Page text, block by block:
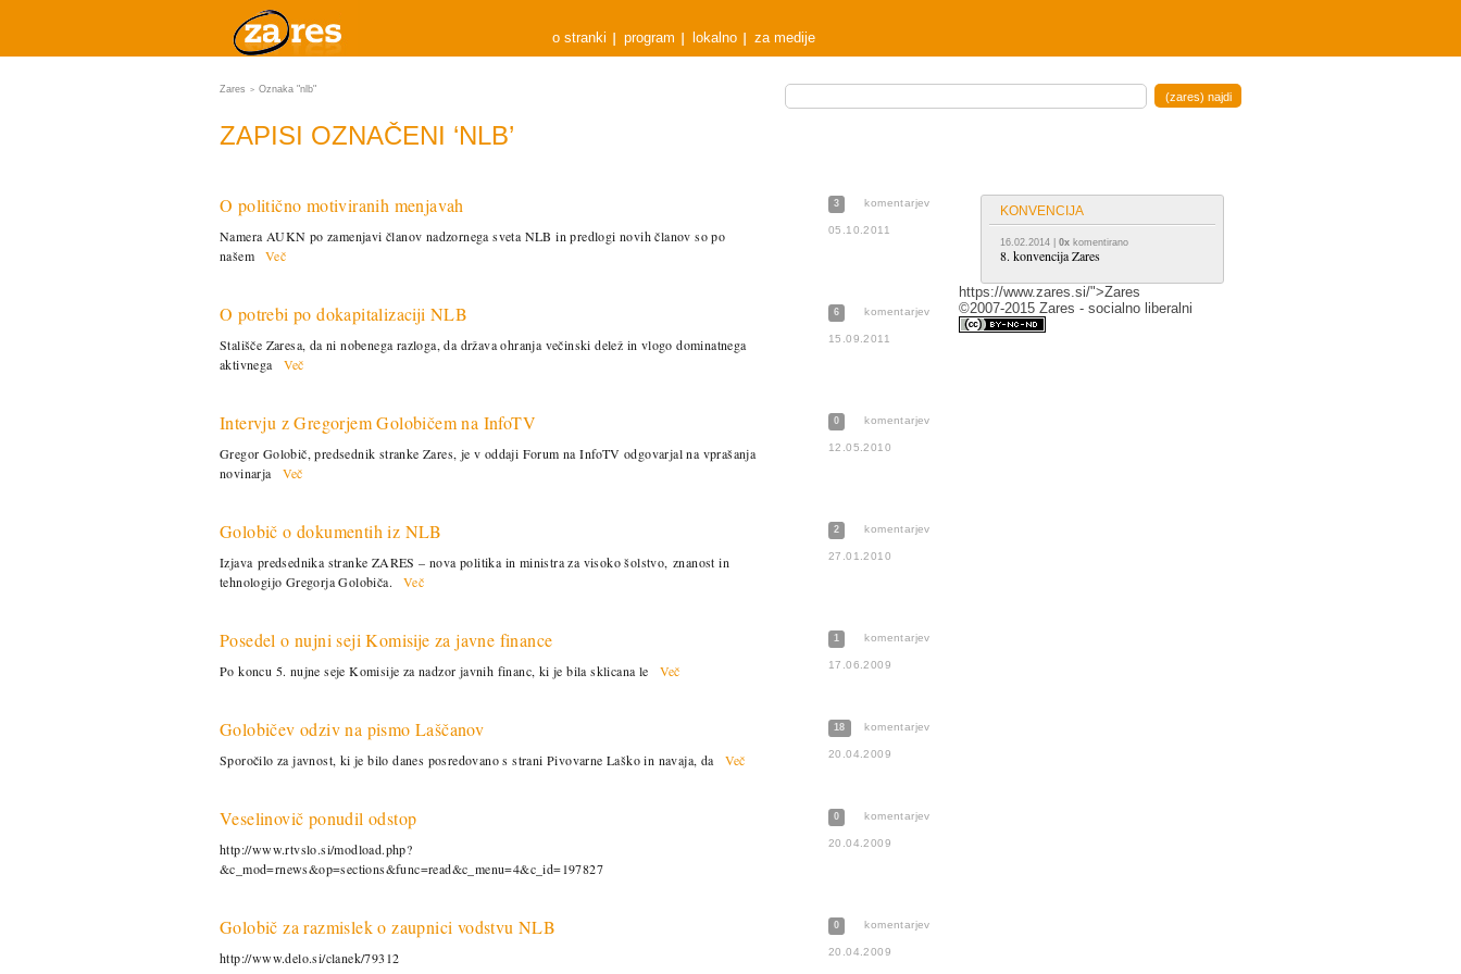
o stranki program lokalno za medije
Zares > Oznaka "nlb"
ZAPISI OZNAČENI ‘NLB’
O politično motiviranih menjavah
Namera AUKN po zamenjavi članov nadzornega sveta NLB in predlogi novih članov so po
našem
Več
3 komentarjev
05.10.2011
O potrebi po dokapitalizaciji NLB
Stališče Zaresa, da ni nobenega razloga, da država ohranja večinski delež in vlogo dominatnega
aktivnega
Več
6 komentarjev
15.09.2011
Intervju z Gregorjem Golobičem na InfoTV
Gregor Golobič, predsednik stranke Zares, je v oddaji Forum na InfoTV odgovarjal na vprašanja
novinarja
Več
0 komentarjev
12.05.2010
Golobič o dokumentih iz NLB
Izjava predsednika stranke ZARES – nova politika in ministra za visoko šolstvo, znanost in
tehnologijo Gregorja Golobiča.
Več
2 komentarjev
27.01.2010
Posedel o nujni seji Komisije za javne finance
Po koncu 5. nujne seje Komisije za nadzor javnih financ, ki je bila sklicana le Več
1 komentarjev
17.06.2009
Golobičev odziv na pismo Laščanov
Sporočilo za javnost, ki je bilo danes posredovano s strani Pivovarne Laško in navaja, da Več
18 komentarjev
20.04.2009
Veselinovič ponudil odstop
http://www.rtvslo.si/modload.php?
&c_mod=rnews&op=sections&func=read&c_menu=4&c_id=197827
0 komentarjev
20.04.2009
Golobič za razmislek o zaupnici vodstvu NLB
http://www.delo.si/clanek/79312
0 komentarjev
20.04.2009
KONVENCIJA
16.02.2014 0x komentirano
8. konvencija Zares
https://www.zares.si/">Zares
©2007-2015 Zares - socialno liberalni